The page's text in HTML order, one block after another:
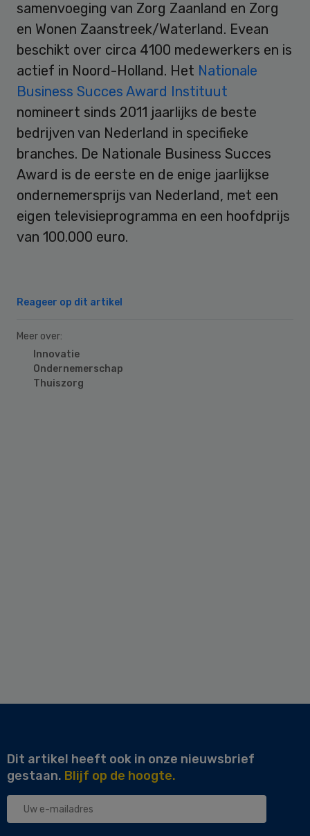
samenvoeging van Zorg Zaanland en Zorg
en Wonen Zaanstreek/Waterland. Evean
beschikt over circa 4100 medewerkers en is
actief in Noord-Holland. Het Nationale
Business Succes Award Instituut
nomineert sinds 2011 jaarlijks de beste
bedrijven van Nederland in specifieke
branches. De Nationale Business Succes
Award is de eerste en de enige jaarlijkse
ondernemersprijs van Nederland, met een
eigen televisieprogramma en een hoofdprijs
van 100.000 euro.
Reageer op dit artikel
Meer over:
Innovatie
Ondernemerschap
Thuiszorg
Dit artikel heeft ook in onze nieuwsbrief
gestaan. Blijf op de hoogte.
Uw